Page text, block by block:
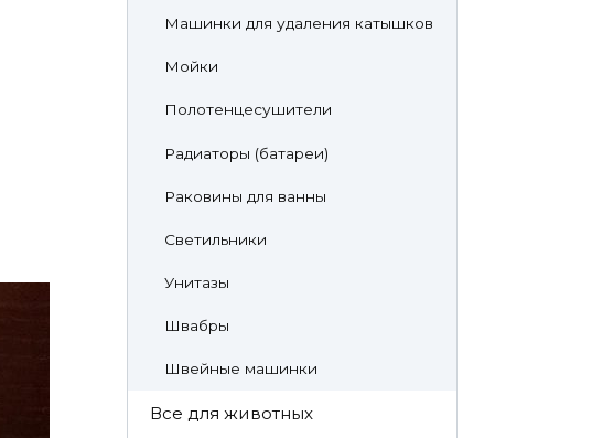
Машинки для удаления катышков
Мойки
Полотенцесушители
Радиаторы (батареи)
Раковины для ванны
Светильники
Унитазы
Швабры
Швейные машинки
Все для животных